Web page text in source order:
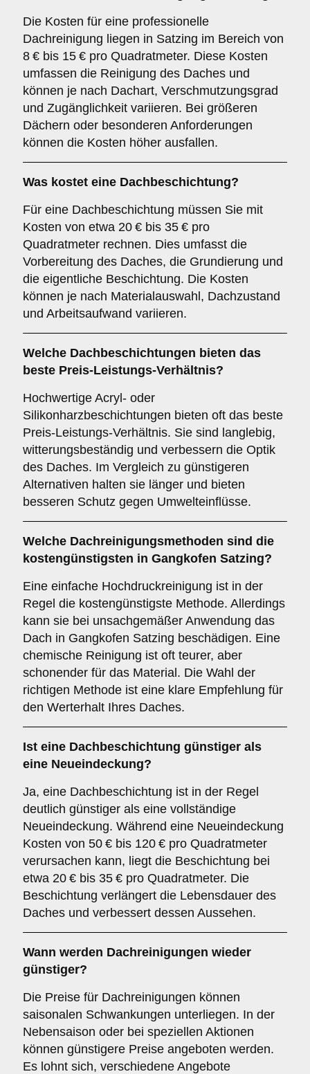
Die Kosten für eine professionelle
Dachreinigung liegen in Satzing im Bereich von
8 € bis 15 € pro Quadratmeter. Diese Kosten
umfassen die Reinigung des Daches und
können je nach Dachart, Verschmutzungsgrad
und Zugänglichkeit variieren. Bei größeren
Dächern oder besonderen Anforderungen
können die Kosten höher ausfallen.
Was kostet eine Dachbeschichtung?
Für eine Dachbeschichtung müssen Sie mit
Kosten von etwa 20 € bis 35 € pro
Quadratmeter rechnen. Dies umfasst die
Vorbereitung des Daches, die Grundierung und
die eigentliche Beschichtung. Die Kosten
können je nach Materialauswahl, Dachzustand
und Arbeitsaufwand variieren.
Welche Dachbeschichtungen bieten das
beste Preis-Leistungs-Verhältnis?
Hochwertige Acryl- oder
Silikonharzbeschichtungen bieten oft das beste
Preis-Leistungs-Verhältnis. Sie sind langlebig,
witterungsbeständig und verbessern die Optik
des Daches. Im Vergleich zu günstigeren
Alternativen halten sie länger und bieten
besseren Schutz gegen Umwelteinflüsse.
Welche Dachreinigungsmethoden sind die
kostengünstigsten in Gangkofen Satzing?
Eine einfache Hochdruckreinigung ist in der
Regel die kostengünstigste Methode. Allerdings
kann sie bei unsachgemäßer Anwendung das
Dach in Gangkofen Satzing beschädigen. Eine
chemische Reinigung ist oft teurer, aber
schonender für das Material. Die Wahl der
richtigen Methode ist eine klare Empfehlung für
den Werterhalt Ihres Daches.
Ist eine Dachbeschichtung günstiger als
eine Neueindeckung?
Ja, eine Dachbeschichtung ist in der Regel
deutlich günstiger als eine vollständige
Neueindeckung. Während eine Neueindeckung
Kosten von 50 € bis 120 € pro Quadratmeter
verursachen kann, liegt die Beschichtung bei
etwa 20 € bis 35 € pro Quadratmeter. Die
Beschichtung verlängert die Lebensdauer des
Daches und verbessert dessen Aussehen.
Wann werden Dachreinigungen wieder
günstiger?
Die Preise für Dachreinigungen können
saisonalen Schwankungen unterliegen. In der
Nebensaison oder bei speziellen Aktionen
können günstigere Preise angeboten werden.
Es lohnt sich, verschiedene Angebote